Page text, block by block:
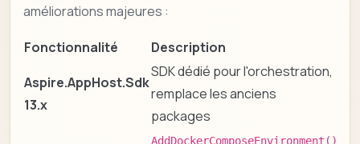
améliorations majeures :
Fonctionnalité
Description
Aspire.AppHost.Sdk
13.x
SDK dédié pour l'orchestration,
remplace les anciens
packages
AddDockerComposeEnvironment()